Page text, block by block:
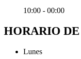
10:00 - 00:00
HORARIO
Lunes